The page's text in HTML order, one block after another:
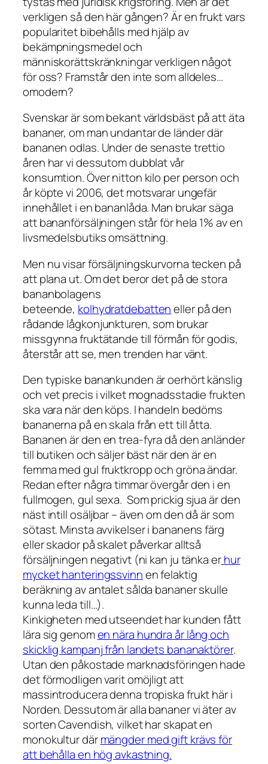
verkligen så den här gången? Är en frukt vars
popularitet bibehålls med hjälp av
bekämpningsmedel och
människorättskränkningar verkligen något
för oss? Framstår den inte som alldeles…
omodern?
Svenskar är som bekant världsbäst på att äta
bananer, om man undantar de länder där
bananen odlas. Under de senaste trettio
åren har vi dessutom dubblat vår
konsumtion. Över nitton kilo per person och
år köpte vi 2006, det motsvarar ungefär
innehållet i en bananlåda. Man brukar säga
att bananförsäljningen står för hela 1% av en
livsmedelsbutiks omsättning.
Men nu visar försäljningskurvorna tecken på
att plana ut. Om det beror det på de stora
bananbolagens
beteende, kolhydratdebatteneller på den
rådande lågkonjunkturen, som brukar
missgynna fruktätande till förmån för godis,
återstår att se, men trenden har vänt.
Den typiske banankunden är oerhört känslig
och vet precis i vilket mognadsstadie frukten
ska vara när den köps. I handeln bedöms
bananerna på en skala från ett till åtta.
Bananen är den en trea-fyra då den anländer
till butiken och säljer bäst när den är en
femma med gul fruktkropp och gröna ändar.
Redan efter några timmar övergår den i en
fullmogen, gul sexa. Som prickig sjua är den
näst intill osäljbar – även om den då är som
sötast. Minsta avvikelser i bananens färg
eller skador på skalet påverkar alltså
försäljningen negativt (ni kan ju tänka erhur
mycket hanteringssvinnen felaktig
beräkning av antalet sålda bananer skulle
kunna leda till…).
Kinkigheten med utseendet har kunden fått
lära sig genomen nära hundra år lång och
skicklig kampanj från landets bananaktörer.
Utan den påkostade marknadsföringen hade
det förmodligen varit omöjligt att
massintroducera denna tropiska frukt här i
Norden. Dessutom är alla bananer vi äter av
sorten Cavendish, vilket har skapat en
monokultur därmängder med gift krävs för
att behålla en hög avkastning.